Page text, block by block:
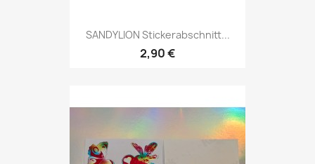
SANDYLION Stickerabschnitt...
2,90 €